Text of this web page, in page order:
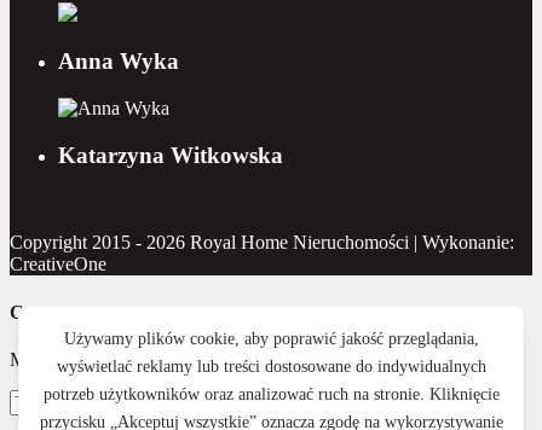
Anna Wyka
Katarzyna Witkowska
Copyright 2015 - 2026 Royal Home Nieruchomości | Wykonanie:
CreativeOne
Contact Us
Masz pytanie? Napisz do nas